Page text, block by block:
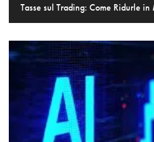
Tasse sul Trading: Come Ridurle in